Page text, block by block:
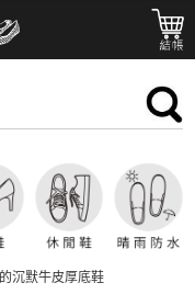
沉默牛皮厚底鞋